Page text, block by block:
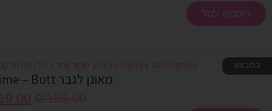
הוספה לסל
במבצע
מאונן לגבר Sweet Time – Butt